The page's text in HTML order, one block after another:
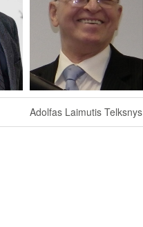
Adolfas Laimutis Telksnys